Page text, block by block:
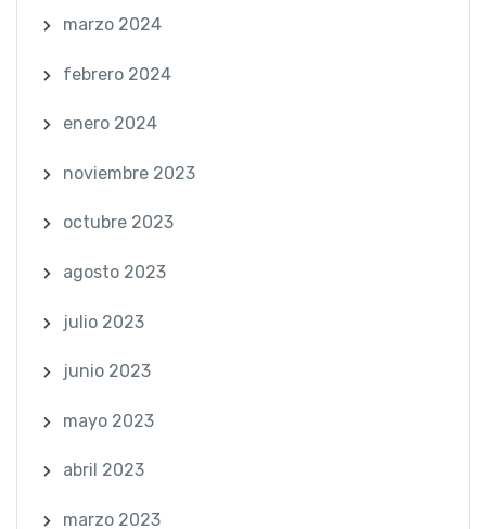
marzo 2024
febrero 2024
enero 2024
noviembre 2023
octubre 2023
agosto 2023
julio 2023
junio 2023
mayo 2023
abril 2023
marzo 2023